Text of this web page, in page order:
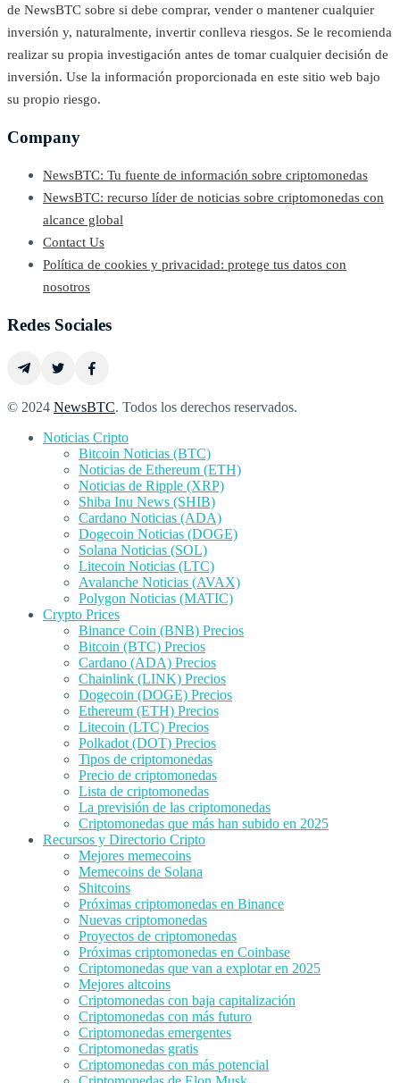
de NewsBTC sobre si debe comprar, vender o mantener cualquier
inversión y, naturalmente, invertir conlleva riesgos. Se le recomienda
realizar su propia investigación antes de tomar cualquier decisión de
inversión. Use la información proporcionada en este sitio web bajo
su propio riesgo.
Company
NewsBTC: Tu fuente de información sobre criptomonedas
NewsBTC: recurso líder de noticias sobre criptomonedas con
alcance global
Contact Us
Política de cookies y privacidad: protege tus datos con
nosotros
Redes Sociales
© 2024 NewsBTC. Todos los derechos reservados.
Noticias Cripto
Bitcoin Noticias (BTC)
Noticias de Ethereum (ETH)
Noticias de Ripple (XRP)
Shiba Inu News (SHIB)
Cardano Noticias (ADA)
Dogecoin Noticias (DOGE)
Solana Noticias (SOL)
Litecoin Noticias (LTC)
Avalanche Noticias (AVAX)
Polygon Noticias (MATIC)
Crypto Prices
Binance Coin (BNB) Precios
Bitcoin (BTC) Precios
Cardano (ADA) Precios
Chainlink (LINK) Precios
Dogecoin (DOGE) Precios
Ethereum (ETH) Precios
Litecoin (LTC) Precios
Polkadot (DOT) Precios
Tipos de criptomonedas
Precio de criptomonedas
Lista de criptomonedas
La previsión de las criptomonedas
Criptomonedas que más han subido en 2025
Recursos y Directorio Cripto
Mejores memecoins
Memecoins de Solana
Shitcoins
Próximas criptomonedas en Binance
Nuevas criptomonedas
Proyectos de criptomonedas
Próximas criptomonedas en Coinbase
Criptomonedas que van a explotar en 2025
Mejores altcoins
Criptomonedas con baja capitalización
Criptomonedas con más futuro
Criptomonedas emergentes
Criptomonedas gratis
Criptomonedas con más potencial